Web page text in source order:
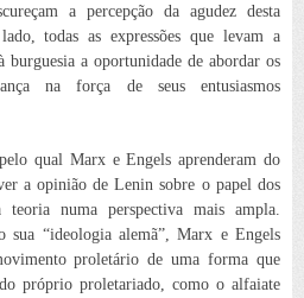
a percepção da agudez desta
todas as expressões que levam a
burguesia a oportunidade de abordar os
na força de seus entusiasmos
qual Marx e Engels aprenderam do
a opinião de Lenin sobre o papel dos
teoria numa perspectiva mais ampla.
sua “ideologia alemã”, Marx e Engels
proletário de uma forma que
próprio proletariado, como o alfaiate